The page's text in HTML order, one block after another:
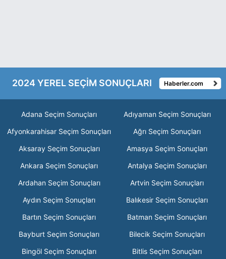
2024 YEREL SEÇİM SONUÇLARI Haberler.com
Adana Seçim Sonuçları
Adıyaman Seçim Sonuçları
Afyonkarahisar Seçim Sonuçları
Ağrı Seçim Sonuçları
Aksaray Seçim Sonuçları
Amasya Seçim Sonuçları
Ankara Seçim Sonuçları
Antalya Seçim Sonuçları
Ardahan Seçim Sonuçları
Artvin Seçim Sonuçları
Aydın Seçim Sonuçları
Balıkesir Seçim Sonuçları
Bartın Seçim Sonuçları
Batman Seçim Sonuçları
Bayburt Seçim Sonuçları
Bilecik Seçim Sonuçları
Bingöl Seçim Sonuçları
Bitlis Seçim Sonuçları